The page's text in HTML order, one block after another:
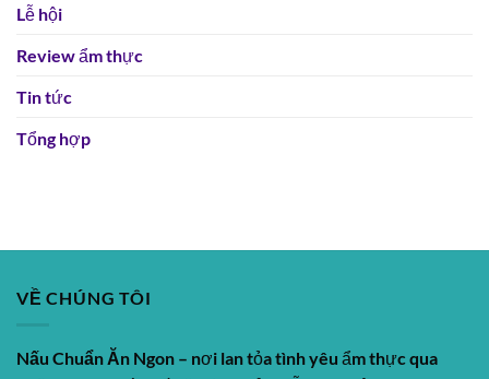
Lễ hội
Review ẩm thực
Tin tức
Tổng hợp
VỀ CHÚNG TÔI
Nấu Chuẩn Ăn Ngon – nơi lan tỏa tình yêu ẩm thực qua